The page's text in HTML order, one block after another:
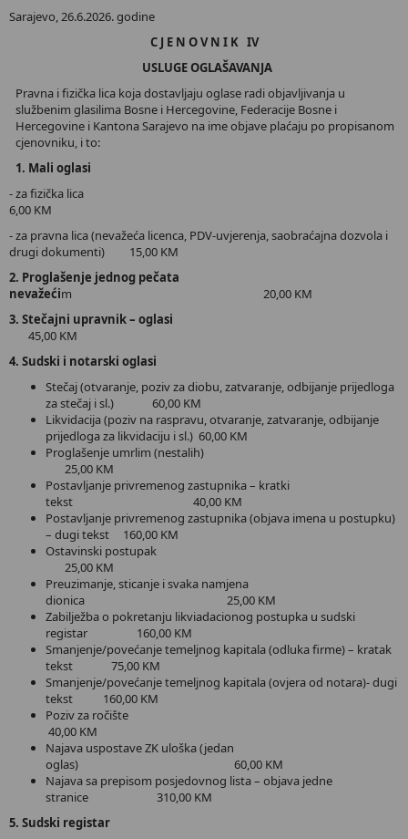
Sarajevo, 26.6.2026. godine
C J E N O V N I K IV
USLUGE OGLAŠAVANJA
Pravna i fizička lica koja dostavljaju oglase radi objavljivanja u
službenim glasilima Bosne i Hercegovine, Federacije Bosne i
Hercegovine i Kantona Sarajevo na ime objave plaćaju po propisanom
cjenovniku, i to:
1. Mali oglasi
- za fizička lica
6,00 KM
- za pravna lica (nevažeća licenca, PDV-uvjerenja, saobraćajna dozvola i
drugi dokumenti) 15,00 KM
2. Proglašenje jednog pečata
nevažećim 20,00 KM
3. Stečajni upravnik – oglasi
45,00 KM
4. Sudski i notarski oglasi
Stečaj (otvaranje, poziv za diobu, zatvaranje, odbijanje prijedloga
za stečaj i sl.) 60,00 KM
Likvidacija (poziv na raspravu, otvaranje, zatvaranje, odbijanje
prijedloga za likvidaciju i sl.) 60,00 KM
Proglašenje umrlim (nestalih)
25,00 KM
Postavljanje privremenog zastupnika – kratki
tekst 40,00 KM
Postavljanje privremenog zastupnika (objava imena u postupku)
– dugi tekst 160,00 KM
Ostavinski postupak
25,00 KM
Preuzimanje, sticanje i svaka namjena
dionica 25,00 KM
Zabilježba o pokretanju likviadacionog postupka u sudski
registar 160,00 KM
Smanjenje/povećanje temeljnog kapitala (odluka firme) – kratak
tekst 75,00 KM
Smanjenje/povećanje temeljnog kapitala (ovjera od notara)- dugi
tekst 160,00 KM
Poziv za ročište
40,00 KM
Najava uspostave ZK uloška (jedan
oglas) 60,00 KM
Najava sa prepisom posjedovnog lista – objava jedne
stranice 310,00 KM
5. Sudski registar